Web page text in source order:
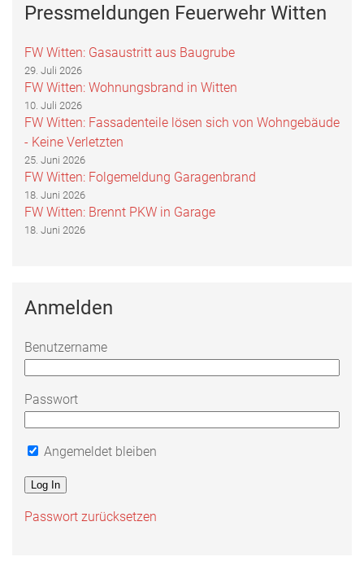
Pressmeldungen Feuerwehr Witten
FW Witten: Gasaustritt aus Baugrube
29. Juli 2026
FW Witten: Wohnungsbrand in Witten
10. Juli 2026
FW Witten: Fassadenteile lösen sich von Wohngebäude
- Keine Verletzten
25. Juni 2026
FW Witten: Folgemeldung Garagenbrand
18. Juni 2026
FW Witten: Brennt PKW in Garage
18. Juni 2026
Anmelden
Benutzername
Passwort
Angemeldet bleiben
Passwort zurücksetzen